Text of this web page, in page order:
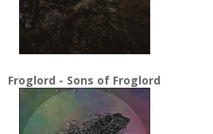
Froglord - Sons of Froglord